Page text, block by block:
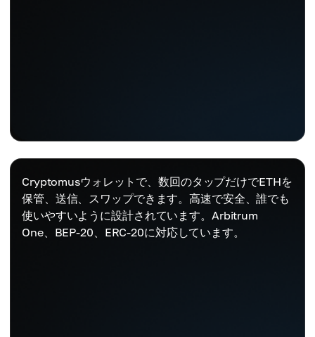
Cryptomusウォレットで、数回のタップだけでETHを
保管、送信、スワップできます。高速で安全、誰でも
使いやすいように設計されています。Arbitrum
One、BEP-20、ERC-20に対応しています。